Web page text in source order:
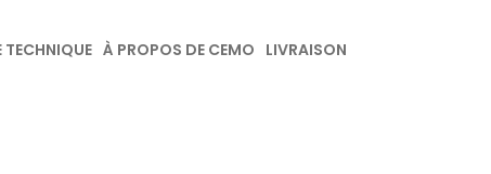
À PROPOS DE CEMO LIVRAISON